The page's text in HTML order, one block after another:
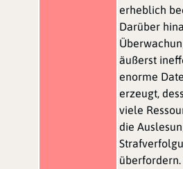
erheblich
Darüber
äußerst
enorme
erzeugt,
viele
die